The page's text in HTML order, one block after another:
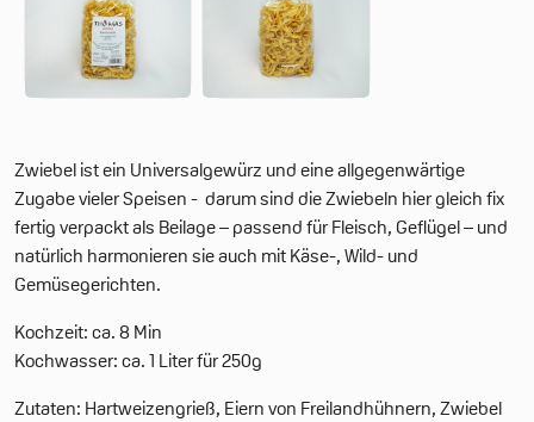
Zwiebel ist ein Universalgewürz und eine allgegenwärtige
Zugabe vieler Speisen - darum sind die Zwiebeln hier gleich fix
fertig verpackt als Beilage – passend für Fleisch, Geflügel – und
natürlich harmonieren sie auch mit Käse-, Wild- und
Gemüsegerichten.
Kochzeit: ca. 8 Min
Kochwasser: ca. 1 Liter für 250g
Zutaten: Hartweizengrieß, Eiern von Freilandhühnern, Zwiebel